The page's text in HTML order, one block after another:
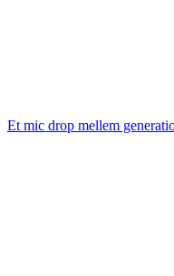
Et mic drop mellem